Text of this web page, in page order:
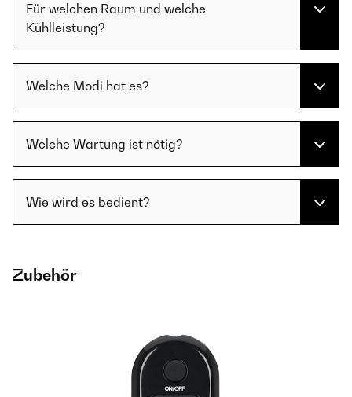
Für welchen Raum und welche
Kühlleistung?
Welche Modi hat es?
Welche Wartung ist nötig?
Wie wird es bedient?
Zubehör